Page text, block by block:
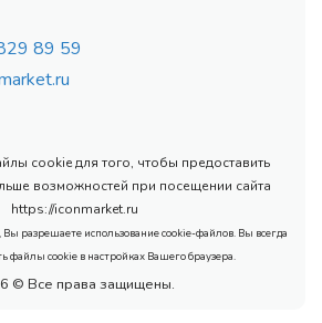
89 59
cookie для того, чтобы предоставить
возможностей при посещении сайта
https://iconmarket.ru
Вы разрешаете использование cookie-файлов. Вы всегда
файлы cookie в настройках Вашего браузера.
© Все права защищены.